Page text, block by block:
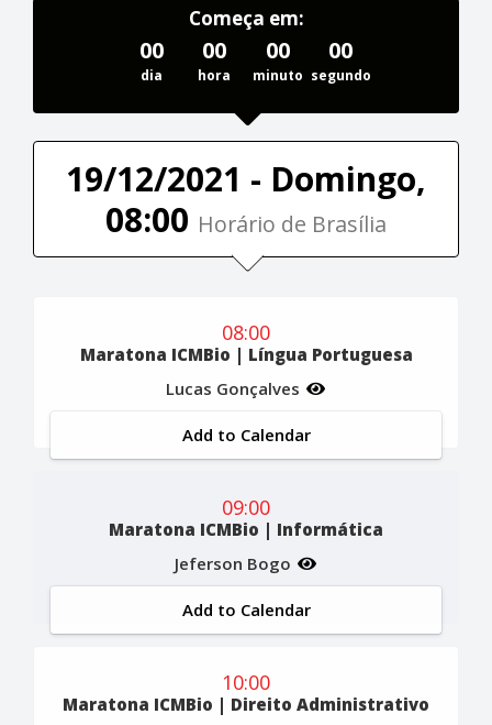
Começa em:
00
dia
00
hora
00
minuto
00
segundo
19/12/2021 - Domingo,
08:00 Horário de Brasília
08:00
Maratona ICMBio | Língua Portuguesa
Lucas Gonçalves
Add to Calendar
09:00
Maratona ICMBio | Informática
Jeferson Bogo
Add to Calendar
10:00
Maratona ICMBio | Direito Administrativo